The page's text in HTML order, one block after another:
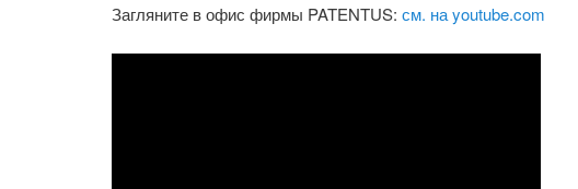
Загляните в офис фирмы PATENTUS:см. на youtube.com